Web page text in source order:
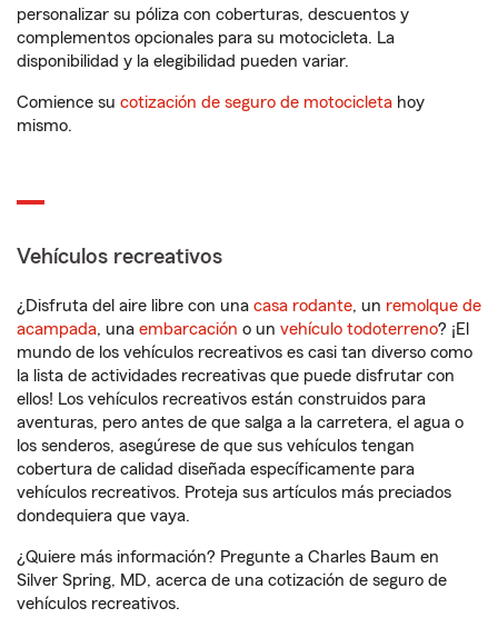
personalizar su póliza con coberturas, descuentos y
complementos opcionales para su motocicleta. La
disponibilidad y la elegibilidad pueden variar.
Comience su cotización de seguro de motocicleta hoy
mismo.
Vehículos recreativos
¿Disfruta del aire libre con una casa rodante, un remolque de
acampada, una embarcación o un vehículo todoterreno? ¡El
mundo de los vehículos recreativos es casi tan diverso como
la lista de actividades recreativas que puede disfrutar con
ellos! Los vehículos recreativos están construidos para
aventuras, pero antes de que salga a la carretera, el agua o
los senderos, asegúrese de que sus vehículos tengan
cobertura de calidad diseñada específicamente para
vehículos recreativos. Proteja sus artículos más preciados
dondequiera que vaya.
¿Quiere más información? Pregunte a Charles Baum en
Silver Spring, MD, acerca de una cotización de seguro de
vehículos recreativos.